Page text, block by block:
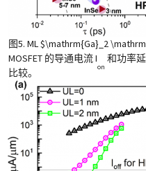
图5. ML $\mathrm{Ga}_2
MOSFET 的导通电流 I
on
和功率
比较。